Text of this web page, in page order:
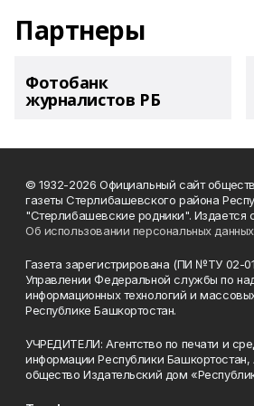
Партнеры
Фотобанк
журналистов РБ
© 1932-2026 Официальный сайт
газеты Стерлибашевского района
"Стерлибашевские родники". Издается
Об использовании персональных данных
Газета зарегистрирована (ПИ №ТУ 02-
Управлении Федеральной службы по
информационных технологий и
Республике Башкортостан.
УЧРЕДИТЕЛИ: Агентство по печати и
информации Республики Башкортостан,
общество Издательский дом